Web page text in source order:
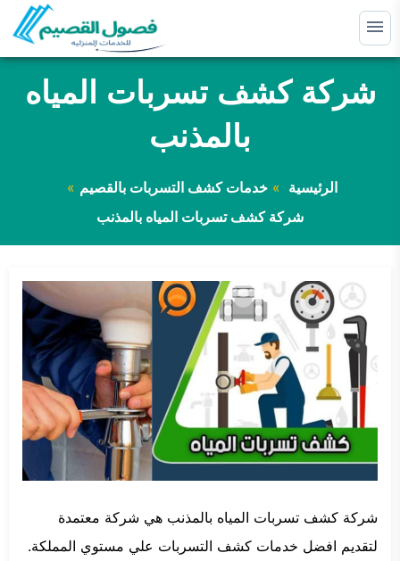
التجاوز
إلى القائمة
ابحث
خدمات كشف التسربات بالقصيم
خدمات عزل الاسطح بالقصيم
خدمات عزل الخزانات بالقصيم
خدمات منطقة حائلتوسيع
القائمة
الفرعية
شركة كشف تسربات المياه
بالمذنب
الرئيسية
خدمات كشف التسربات بالقصيم
شركة كشف تسربات المياه بالمذنب
شركة كشف تسربات المياه بالمذنب هي شركة معتمدة
لتقديم افضل خدمات كشف التسربات علي مستوي المملكة.